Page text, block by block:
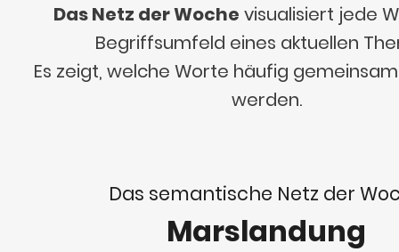
Das Netz der Woche visualisiert jede
Begriffsumfeld eines aktuellen
Es zeigt, welche Worte häufig
werden.
Das semantische Netz der
Marslandung